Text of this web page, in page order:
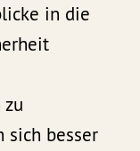
in die
sich besser